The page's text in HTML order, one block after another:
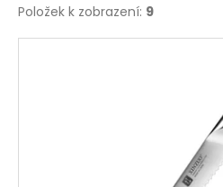
Položek k zobrazení: 9
V